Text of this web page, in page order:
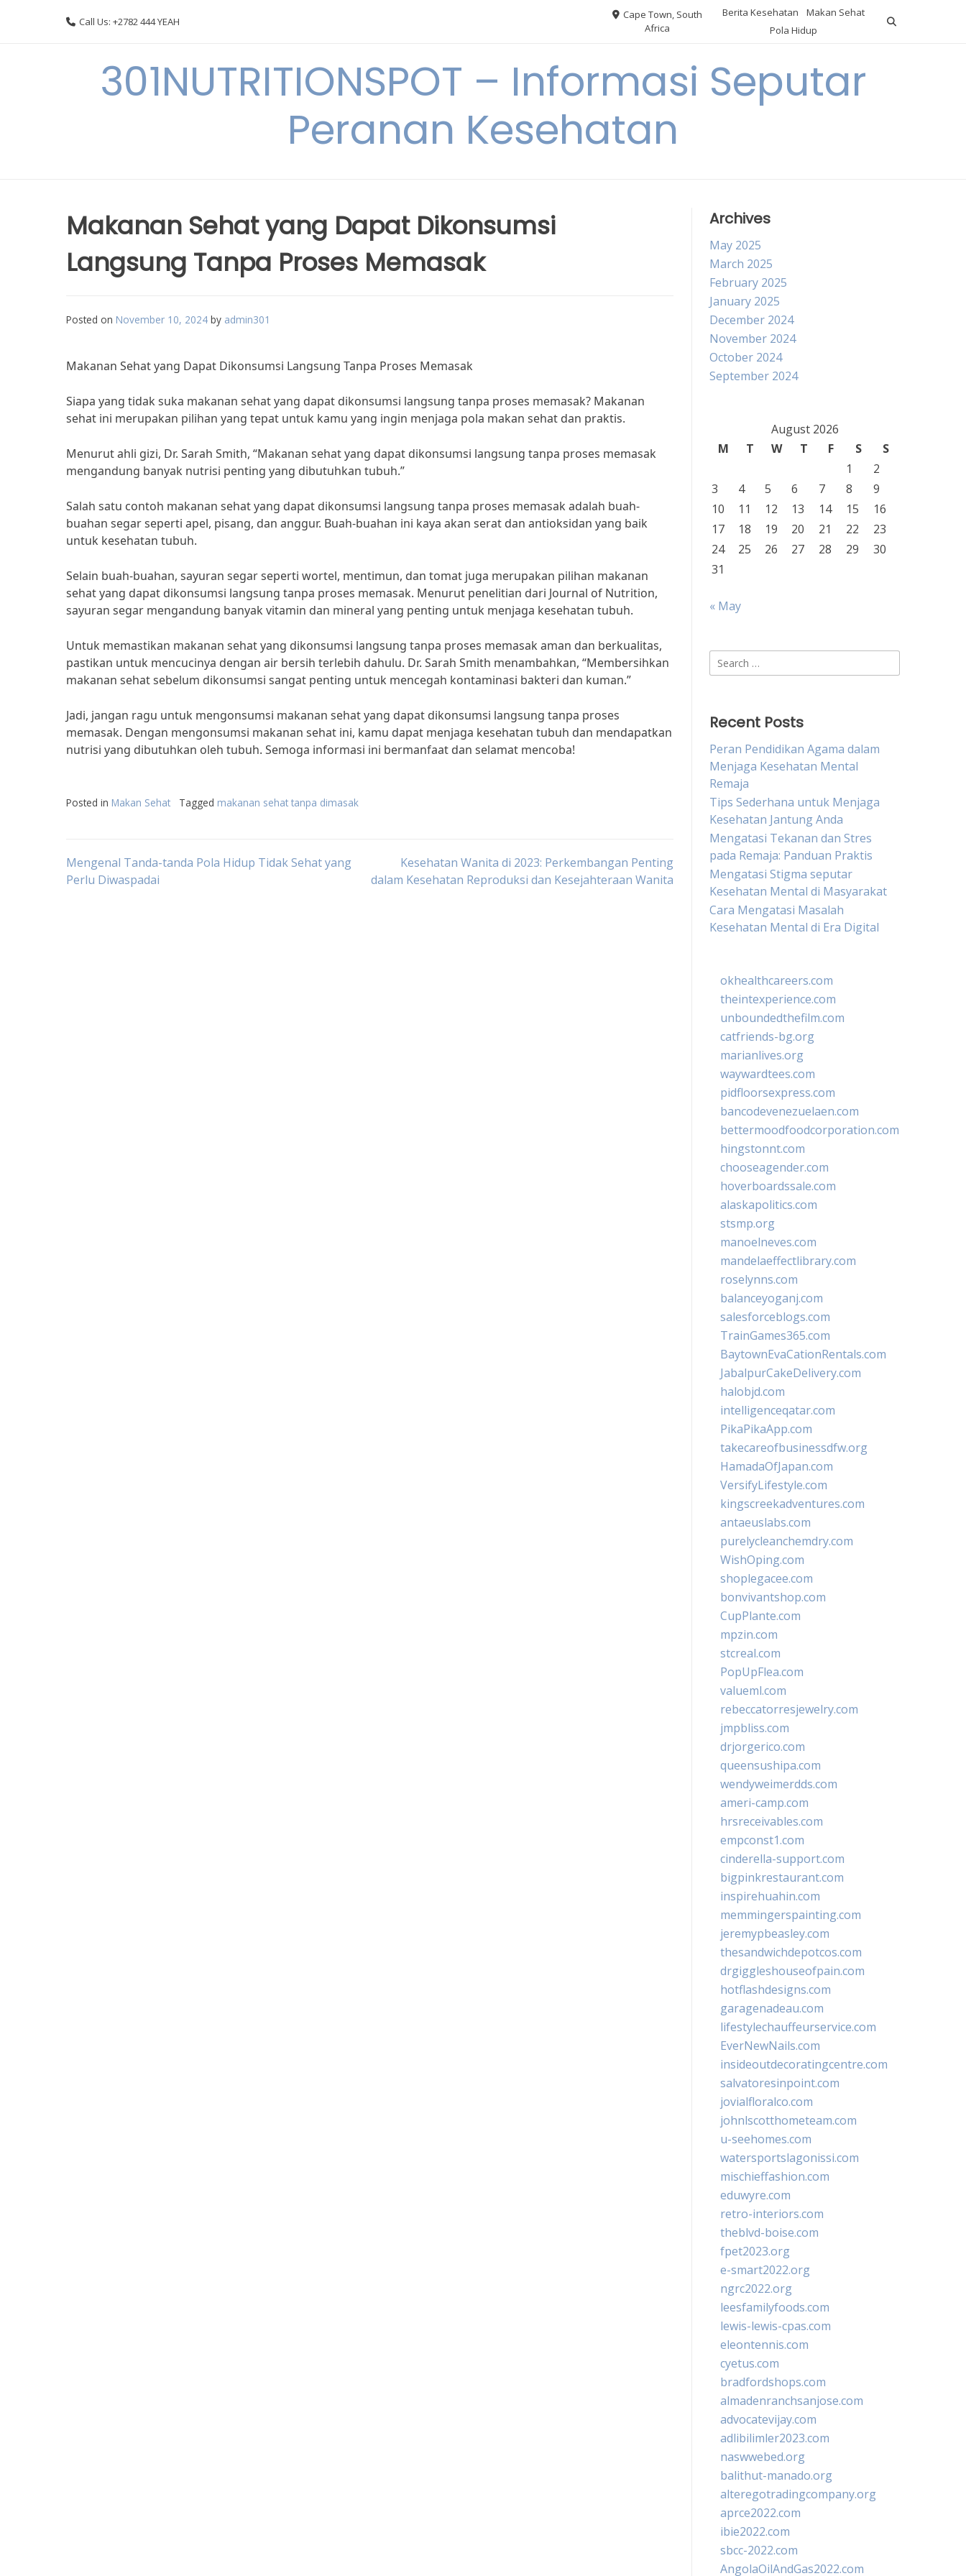
Call Us: +2782 444 YEAH
Cape Town, South
Africa
Berita Kesehatan
Makan Sehat
Pola Hidup
301NUTRITIONSPOT – Informasi Seputar
Peranan Kesehatan
Makanan Sehat yang Dapat Dikonsumsi
Langsung Tanpa Proses Memasak
Posted on November 10, 2024 by admin301
Makanan Sehat yang Dapat Dikonsumsi Langsung Tanpa Proses Memasak
Siapa yang tidak suka makanan sehat yang dapat dikonsumsi langsung tanpa proses memasak? Makanan
sehat ini merupakan pilihan yang tepat untuk kamu yang ingin menjaga pola makan sehat dan praktis.
Menurut ahli gizi, Dr. Sarah Smith, “Makanan sehat yang dapat dikonsumsi langsung tanpa proses memasak
mengandung banyak nutrisi penting yang dibutuhkan tubuh.”
Salah satu contoh makanan sehat yang dapat dikonsumsi langsung tanpa proses memasak adalah buah-
buahan segar seperti apel, pisang, dan anggur. Buah-buahan ini kaya akan serat dan antioksidan yang baik
untuk kesehatan tubuh.
Selain buah-buahan, sayuran segar seperti wortel, mentimun, dan tomat juga merupakan pilihan makanan
sehat yang dapat dikonsumsi langsung tanpa proses memasak. Menurut penelitian dari Journal of Nutrition,
sayuran segar mengandung banyak vitamin dan mineral yang penting untuk menjaga kesehatan tubuh.
Untuk memastikan makanan sehat yang dikonsumsi langsung tanpa proses memasak aman dan berkualitas,
pastikan untuk mencucinya dengan air bersih terlebih dahulu. Dr. Sarah Smith menambahkan, “Membersihkan
makanan sehat sebelum dikonsumsi sangat penting untuk mencegah kontaminasi bakteri dan kuman.”
Jadi, jangan ragu untuk mengonsumsi makanan sehat yang dapat dikonsumsi langsung tanpa proses
memasak. Dengan mengonsumsi makanan sehat ini, kamu dapat menjaga kesehatan tubuh dan mendapatkan
nutrisi yang dibutuhkan oleh tubuh. Semoga informasi ini bermanfaat dan selamat mencoba!
Posted in Makan Sehat Tagged makanan sehat tanpa dimasak
Post
Mengenal Tanda-tanda Pola Hidup Tidak Sehat yang
Perlu Diwaspadai
Kesehatan Wanita di 2023: Perkembangan Penting
dalam Kesehatan Reproduksi dan Kesejahteraan Wanita
Archives
May 2025
March 2025
February 2025
January 2025
December 2024
November 2024
October 2024
September 2024
August 2026
M
T W T F S
S
1
2
3
4 5 6 7 8
9
10
11 12 13 14 15
16
17
18 19 20 21 22
23
24
25 26 27 28 29
30
31
« May
Search
for:
Recent Posts
Peran Pendidikan Agama dalam
Menjaga Kesehatan Mental
Remaja
Tips Sederhana untuk Menjaga
Kesehatan Jantung Anda
Mengatasi Tekanan dan Stres
pada Remaja: Panduan Praktis
Mengatasi Stigma seputar
Kesehatan Mental di Masyarakat
Cara Mengatasi Masalah
Kesehatan Mental di Era Digital
okhealthcareers.com
theintexperience.com
unboundedthefilm.com
catfriends-bg.org
marianlives.org
waywardtees.com
pidfloorsexpress.com
bancodevenezuelaen.com
bettermoodfoodcorporation.com
hingstonnt.com
chooseagender.com
hoverboardssale.com
alaskapolitics.com
stsmp.org
manoelneves.com
mandelaeffectlibrary.com
roselynns.com
balanceyoganj.com
salesforceblogs.com
TrainGames365.com
BaytownEvaCationRentals.com
JabalpurCakeDelivery.com
halobjd.com
intelligenceqatar.com
PikaPikaApp.com
takecareofbusinessdfw.org
HamadaOfJapan.com
VersifyLifestyle.com
kingscreekadventures.com
antaeuslabs.com
purelycleanchemdry.com
WishOping.com
shoplegacee.com
bonvivantshop.com
CupPlante.com
mpzin.com
stcreal.com
PopUpFlea.com
valueml.com
rebeccatorresjewelry.com
jmpbliss.com
drjorgerico.com
queensushipa.com
wendyweimerdds.com
ameri-camp.com
hrsreceivables.com
empconst1.com
cinderella-support.com
bigpinkrestaurant.com
inspirehuahin.com
memmingerspainting.com
jeremypbeasley.com
thesandwichdepotcos.com
drgiggleshouseofpain.com
hotflashdesigns.com
garagenadeau.com
lifestylechauffeurservice.com
EverNewNails.com
insideoutdecoratingcentre.com
salvatoresinpoint.com
jovialfloralco.com
johnlscotthometeam.com
u-seehomes.com
watersportslagonissi.com
mischieffashion.com
eduwyre.com
retro-interiors.com
theblvd-boise.com
fpet2023.org
e-smart2022.org
ngrc2022.org
leesfamilyfoods.com
lewis-lewis-cpas.com
eleontennis.com
cyetus.com
bradfordshops.com
almadenranchsanjose.com
advocatevijay.com
adlibilimler2023.com
naswwebed.org
balithut-manado.org
alteregotradingcompany.org
aprce2022.com
ibie2022.com
sbcc-2022.com
AngolaOilAndGas2022.com